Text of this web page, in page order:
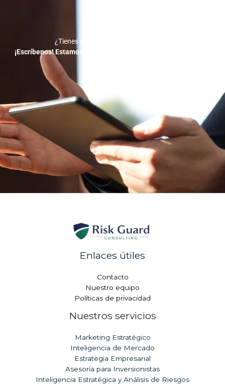
¿Tienes dudas o quieres empezar ya?
¡Escríbenos! Estamos a solo un mensaje de ayudarte a crecer.
Enlaces útiles
Contacto
Nuestro equipo
Políticas de privacidad
Nuestros servicios
Marketing Estratégico
Inteligencia de Mercado
Estrategia Empresarial
Asesoría para Inversionistas
Inteligencia Estratégica y Análisis de Riesgos